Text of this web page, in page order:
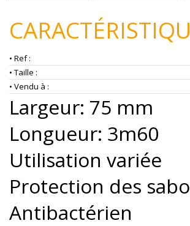
• Ref :
• Taille :
• Vendu à :
Largeur: 75 mm
Longueur: 3m60
Utilisation variée
Protection des
Antibactérien